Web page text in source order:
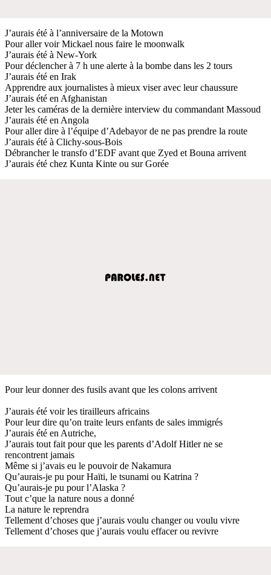
J’aurais été à l’anniversaire de la Motown
Pour aller voir Mickael nous faire le moonwalk
J’aurais été à New-York
Pour déclencher à 7 h une alerte à la bombe dans les 2 tours
J’aurais été en Irak
Apprendre aux journalistes à mieux viser avec leur chaussure
J’aurais été en Afghanistan
Jeter les caméras de la dernière interview du commandant Massoud
J’aurais été en Angola
Pour aller dire à l’équipe d’Adebayor de ne pas prendre la route
J’aurais été à Clichy-sous-Bois
Débrancher le transfo d’EDF avant que Zyed et Bouna arrivent
J’aurais été chez Kunta Kinte ou sur Gorée
Pour leur donner des fusils avant que les colons arrivent
J’aurais été voir les tirailleurs africains
Pour leur dire qu’on traite leurs enfants de sales immigrés
J’aurais été en Autriche,
J’aurais tout fait pour que les parents d’Adolf Hitler ne se
rencontrent jamais
Même si j’avais eu le pouvoir de Nakamura
Qu’aurais-je pu pour Haïti, le tsunami ou Katrina ?
Qu’aurais-je pu pour l’Alaska ?
Tout c’que la nature nous a donné
La nature le reprendra
Tellement d’choses que j’aurais voulu changer ou voulu vivre
Tellement d’choses que j’aurais voulu effacer ou revivre